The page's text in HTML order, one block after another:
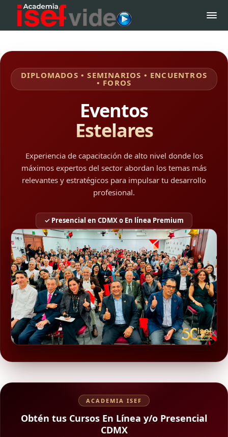
DIPLOMADOS • SEMINARIOS • ENCUENTROS
• FOROS
Eventos
Estelares
Experiencia de capacitación de alto nivel donde los
máximos expertos del sector abordan los temas más
relevantes y estratégicos para impulsar tu desarrollo
profesional.
✓ Presencial en CDMX o En línea Premium
ACADEMIA ISEF
Obtén tus Cursos En Línea y/o Presencial
CDMX